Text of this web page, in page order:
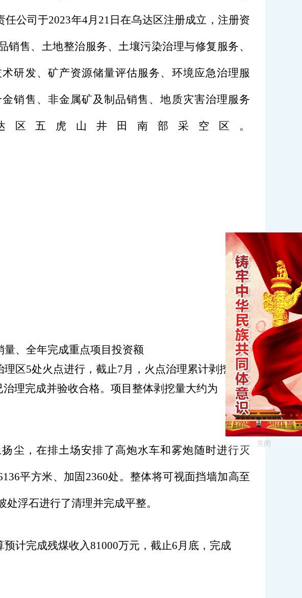
任公司于2023年4月 21 日在乌达区注册成立，注册资
售、土地整治服务、土壤污染治理与修复服务、
研发、矿产资源储量评估服务、环境应急治理服
销售、非金属矿及制品销售、地质灾害治理服务
区五虎山井田南部采空区。
量、全年完成重点项目投资额
理区5处火点进行，截止7月
，火点治理累计剥挖量
治理完成并验收合格。项目整体剥挖量大约为
尘，在排土场安排了高炮水车和雾炮随时进行灭
平方米、加固 2360处。整体将可视面挡墙加高至
浮石进行了清理并完成平整。
预计完成残煤收入81000万元，截止6月底，完成
关闭